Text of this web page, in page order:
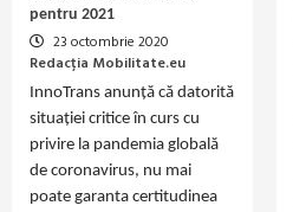
pentru 2021
23 octombrie 2020
Redacția Mobilitate.eu
InnoTrans anunță că datorită
situației critice în curs cu
privire la pandemia globală
de coronavirus, nu mai
poate garanta certitudinea